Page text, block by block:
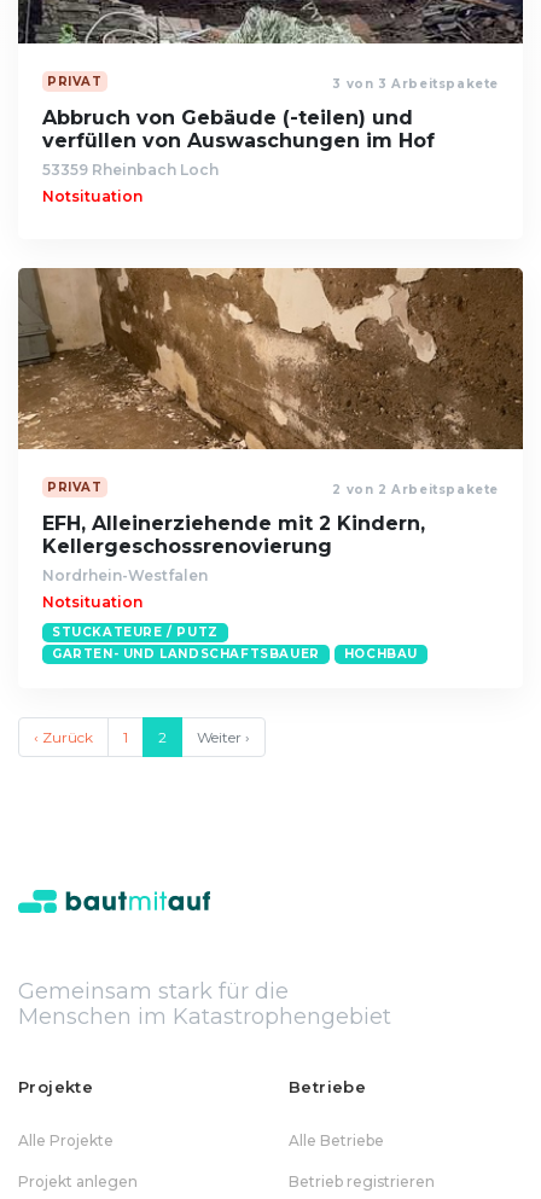
PRIVAT 3 von 3 Arbeitspakete
Abbruch von Gebäude (-teilen) und
verfüllen von Auswaschungen im Hof
53359 Rheinbach Loch
Notsituation
PRIVAT 2 von 2 Arbeitspakete
EFH, Alleinerziehende mit 2 Kindern,
Kellergeschossrenovierung
Nordrhein-Westfalen
Notsituation
STUCKATEURE / PUTZ
GARTEN- UND LANDSCHAFTSBAUER
HOCHBAU
‹ Zurück 1 2 Weiter ›
Gemeinsam stark für die
Menschen im Katastrophengebiet
Projekte
Alle Projekte
Projekt anlegen
Betriebe
Alle Betriebe
Betrieb registrieren